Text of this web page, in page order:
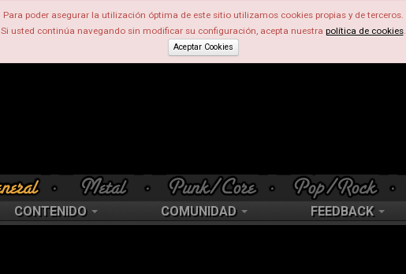
Para poder asegurar la utilización óptima de este sitio utilizamos cookies propias y de terceros.
Si usted continúa navegando sin modificar su configuración, acepta nuestra política de cookies.
Aceptar Cookies
CONTENIDO COMUNIDAD FEEDBACK